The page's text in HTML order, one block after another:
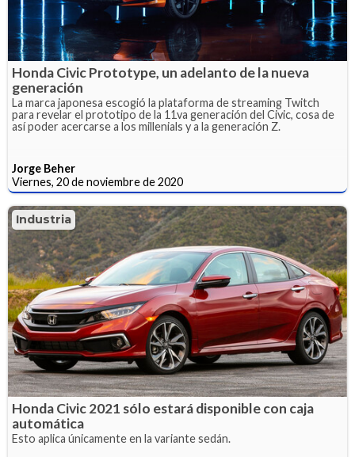
Honda Civic Prototype, un adelanto de la nueva
generación
La marca japonesa escogió la plataforma de streaming Twitch
para revelar el prototipo de la 11va generación del Civic, cosa de
así poder acercarse a los millenials y a la generación Z.
Jorge Beher
Viernes, 20 de noviembre de 2020
Industria
Honda Civic 2021 sólo estará disponible con caja
automática
Esto aplica únicamente en la variante sedán.